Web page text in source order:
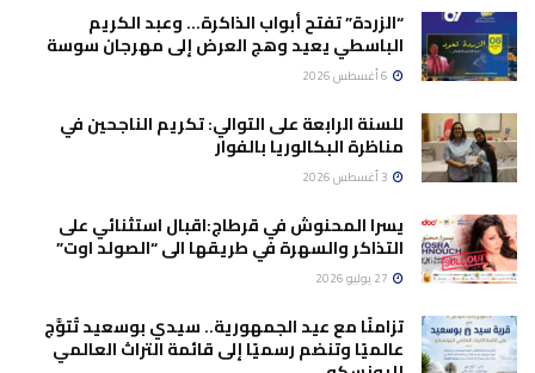
“الزردة” تفتح أبواب الذاكرة… وعبد الكريم
الباسطي يعيد وهج العرض إلى مهرجان سوسة
للسنة الرابعة على التوالي: تكريم الناجحين في
مناظرة البكالوريا بالفوار
يسرا المحنوش في قرطاج:اقبال استثنائي على
التذاكر والسهرة في طريقها الى “الصولد اوت”
تزامنًا مع عيد الجمهورية.. سيدي بوسعيد تُتوَّج
عالميًا وتنضم رسميًا إلى قائمة التراث العالمي